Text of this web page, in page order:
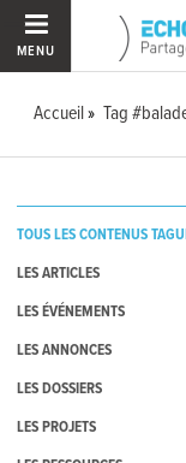
MENU
Accueil Tag
TOUS LES CONTENUS
LES ARTICLES
LES ÉVÉNEMENTS
LES ANNONCES
LES DOSSIERS
LES PROJETS